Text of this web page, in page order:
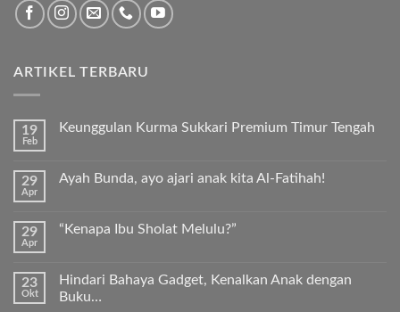
ARTIKEL TERBARU
19
Feb
Keunggulan Kurma Sukkari Premium Timur Tengah
pada
Premium
29
Apr
Ayah Bunda, ayo ajari anak kita Al-Fatihah!
pada
ajari
kita
29
Apr
“Kenapa Ibu Sholat Melulu?”
pada
“Kenapa
23
Okt
Hindari Bahaya Gadget, Kenalkan Anak dengan
Buku…